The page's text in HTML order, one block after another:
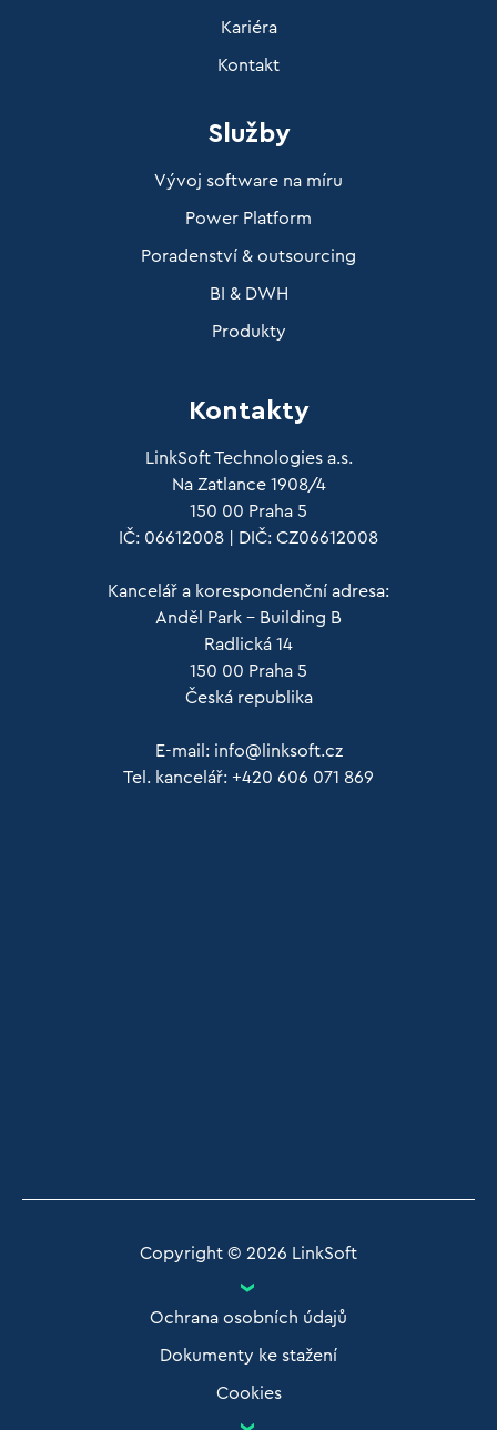
Kariéra
Kontakt
Služby
Vývoj software na míru
Power Platform
Poradenství & outsourcing
BI & DWH
Produkty
Kontakty
LinkSoft Technologies a.s.
Na Zatlance 1908/4
150 00 Praha 5
IČ: 06612008 | DIČ: CZ06612008
Kancelář a korespondenční adresa:
Anděl Park – Building B
Radlická 14
150 00 Praha 5
Česká republika
E-mail: info@linksoft.cz
Tel. kancelář: +420 606 071 869
Copyright © 2026 LinkSoft
>
Ochrana osobních údajů
Dokumenty ke stažení
Cookies
>